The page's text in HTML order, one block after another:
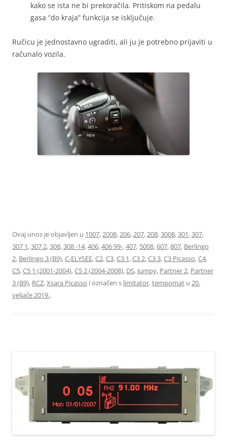
kako se ista ne bi prekoračila. Pritiskom na pedalu
gasa “do kraja” funkcija se isključuje.
Ručicu je jednostavno ugraditi, ali ju je potrebno prijaviti u
računalo vozila.
Ovaj unos je objavljen u 1007,2008,206,207,208,3008,301,307,
307 1,307 2,308,308 -14,406,406 99-,407, 5008,607,807, Berlingo
2, Berlingo 3 (B9),C-ELYSEE,C2,C3,C3 1,C3 2,C3 3,C3 Picasso,C4,
C5,C5 1 (2001-2004),C5 2 (2004-2008), DS, Jumpy, Partner 2, Partner
3 (B9), RCZ,Xsara Picasso i označen s limitator,tempomat u 20.
veljače 2019..